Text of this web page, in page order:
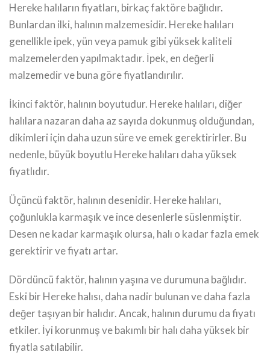
Hereke halıların fiyatları, birkaç faktöre bağlıdır.
Bunlardan ilki, halının malzemesidir. Hereke halıları
genellikle ipek, yün veya pamuk gibi yüksek kaliteli
malzemelerden yapılmaktadır. İpek, en değerli
malzemedir ve buna göre fiyatlandırılır.
İkinci faktör, halının boyutudur. Hereke halıları, diğer
halılara nazaran daha az sayıda dokunmuş olduğundan,
dikimleri için daha uzun süre ve emek gerektirirler. Bu
nedenle, büyük boyutlu Hereke halıları daha yüksek
fiyatlıdır.
Üçüncü faktör, halının desenidir. Hereke halıları,
çoğunlukla karmaşık ve ince desenlerle süslenmiştir.
Desen ne kadar karmaşık olursa, halı o kadar fazla emek
gerektirir ve fiyatı artar.
Dördüncü faktör, halının yaşına ve durumuna bağlıdır.
Eski bir Hereke halısı, daha nadir bulunan ve daha fazla
değer taşıyan bir halıdır. Ancak, halının durumu da fiyatı
etkiler. İyi korunmuş ve bakımlı bir halı daha yüksek bir
fiyatla satılabilir.